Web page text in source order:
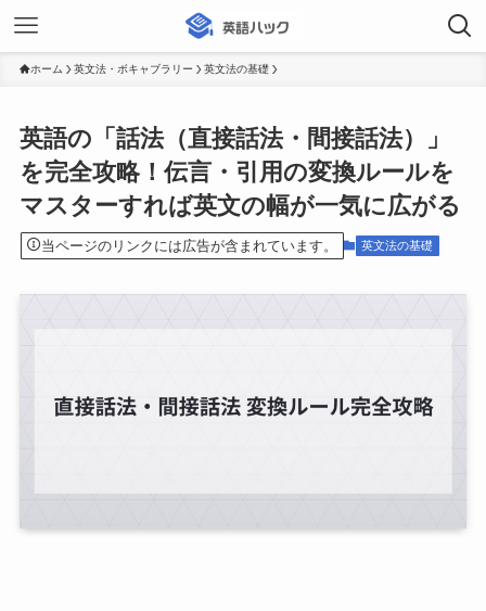
ホーム 英文法・ボキャブラリー 英文法の基礎
英語の「話法（直接話法・間接話法）」
を完全攻略！伝言・引用の変換ルールを
マスターすれば英文の幅が一気に広がる
当ページのリンクには広告が含まれています。 英文法の基礎